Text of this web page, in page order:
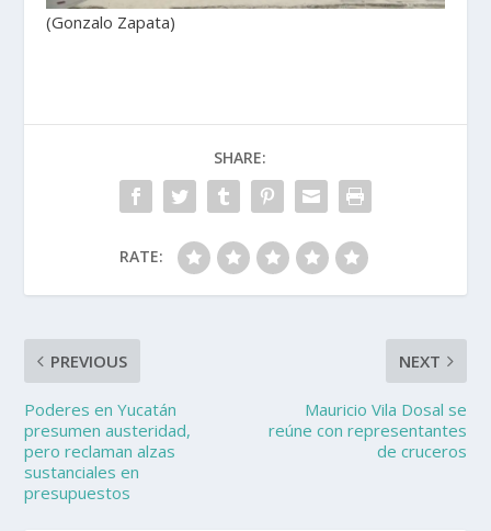
(Gonzalo Zapata)
SHARE:
RATE:
PREVIOUS
Poderes en Yucatán
presumen austeridad,
pero reclaman alzas
sustanciales en
presupuestos
NEXT
Mauricio Vila Dosal se
reúne con representantes
de cruceros